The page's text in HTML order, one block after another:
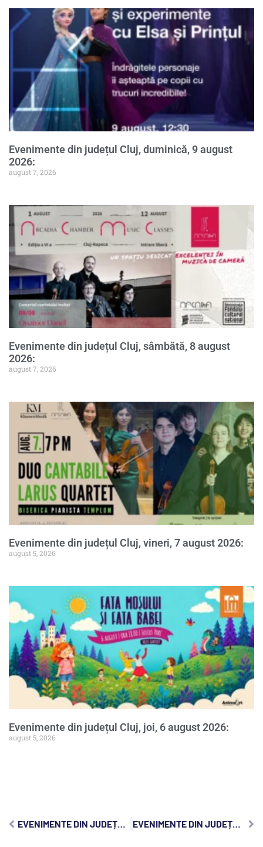
Evenimente din județul Cluj, duminică, 9 august
2026:
august 7, 2026
Evenimente din județul Cluj, sâmbătă, 8 august
2026:
august 7, 2026
Evenimente din județul Cluj, vineri, 7 august 2026:
august 5, 2026
Evenimente din județul Cluj, joi, 6 august 2026:
august 5, 2026